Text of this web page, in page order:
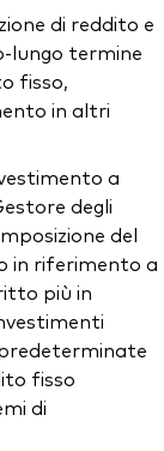
di reddito e
lungo termine
fisso,
in altri
a
degli
del
in riferimento a
più in
fisso
di